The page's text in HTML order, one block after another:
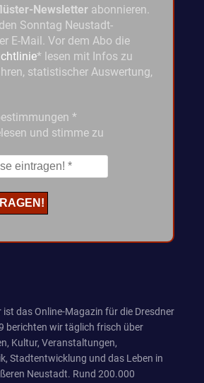
Newsletter abonnieren.
Sonntag Neustadt-
E-Mail. Vor dem Abo die
* lesen mit Infos zu
statistischer Auswertung,
*
und stimme zu
das Online-Magazin für die Dresdner
berichten wir täglich frisch über
Kultur, Veranstaltungen,
Stadtentwicklung und das Leben in
Neustadt. Rund 200.000